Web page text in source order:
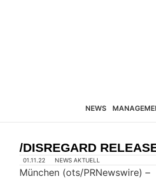
NEWS
/DISREGARD
01.11.22 NEWS AKTUELL
München (ots/PRNewswire) –